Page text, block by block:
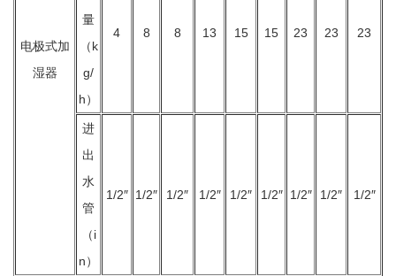
电极式加
湿器
量
（k
g/
h）
4 8 8 13 15 15 23 23 23
进
出
水
管
（i
n）
1/2″ 1/2″ 1/2″ 1/2″ 1/2″ 1/2″ 1/2″ 1/2″ 1/2″